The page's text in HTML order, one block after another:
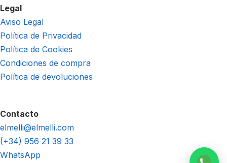
Legal
Aviso Legal
Política de Privacidad
Política de Cookies
Condiciones de compra
Política de devoluciones
Contacto
elmelli@elmelli.com
(+34) 956 21 39 33
WhatsApp